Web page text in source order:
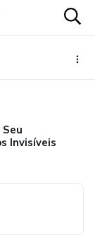
Invisíveis